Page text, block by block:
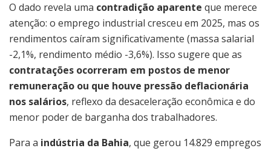
O dado revela uma contradição aparente que merece
atenção: o emprego industrial cresceu em 2025, mas os
rendimentos caíram significativamente (massa salarial
-2,1%, rendimento médio -3,6%). Isso sugere que as
contratações ocorreram em postos de menor
remuneração ou que houve pressão deflacionária
nos salários, reflexo da desaceleração econômica e do
menor poder de barganha dos trabalhadores.
Para a indústria da Bahia, que gerou 14.829 empregos